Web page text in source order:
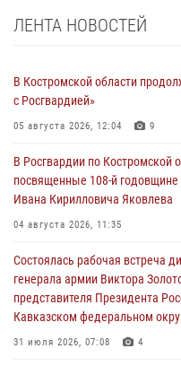
ЛЕНТА НОВОСТЕЙ
В Костромской области
с Росгвардией»
05 августа 2026, 12:04 9
В Росгвардии по Костромской
посвященные 108-й
Ивана Кирилловича Яковлева
04 августа 2026, 11:35
Состоялась рабочая встреча
генерала армии Виктора
представителя Президента
Кавказском федеральном
31 июля 2026, 07:08 4